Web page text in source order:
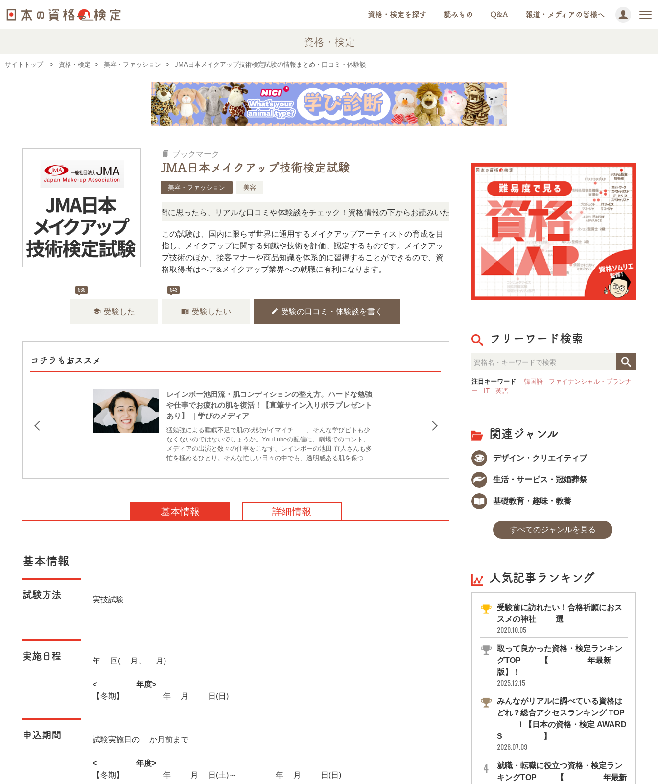
資格・検定を探す 読みもの Q&A 報道・メディアの皆様へ
資格・検定
サイトトップ 資格・検定 美容・ファッション JMA日本メイクアップ技術検定試験の情報まとめ・口コミ・体験談
bookmarks ブックマーク
JMA日本メイクアップ技術検定試験
美容・ファッション 美容
定、難しい？」「どんな試験？」と疑問に思ったら、リアルな口コミや体験談をチェック！資格情報の下からお読みいただけます。 NEWS! 「この検定、難しい？」「どんな試験？
この試験は、国内に限らず世界に通用するメイクアップアーティストの育成を目
指し、メイクアップに関する知識や技術を評価、認定するものです。メイクアッ
プ技術のほか、接客マナーや商品知識を体系的に習得することができるので、資
格取得者はヘア&メイクアップ業界への就職に有利になります。
565
school 受験した
543
menu_book 受験したい edit 受験の口コミ・体験談を書く
コチラもおススメ
レインボー池田流・肌コンディションの整え方。ハードな勉強
や仕事でお疲れの肌を復活！【直筆サイン入りポラプレゼント
あり】 ｜学びのメディア
猛勉強による睡眠不足で肌の状態がイマイチ……、そんな学びビトも少
なくないのではないでしょうか。YouTubeの配信に、劇場でのコント、
メディアの出演と数々の仕事をこなす、レインボーの池田 直人さんも多
忙を極めるひとり。そんな忙しい日々の中でも、透明感ある肌を保つ秘
日本メイクアップ知識検定試験
の基礎知識力を試す美容知識検定です。美
容・化粧品業界に関わりのある方はもちろ
めの検定試験です。
基本情報 詳細情報
基本情報
試験方法 実技試験
実施日程 年2回(7月、2月)
<2025年度>
【冬期】2026年2月15日(日)
申込期間 試験実施日の1か月前まで
<2025年度>
【冬期】2025年11月1日(土)～2026年1月18日(日)
フリーワード検索
注目キーワード: 韓国語
ファイナンシャル・プランナ
ー
IT 英語
関連ジャンル
デザイン・クリエイティブ
生活・サービス・冠婚葬祭
基礎教育・趣味・教養
すべてのジャンルを見る
人気記事ランキング
受験前に訪れたい！合格祈願におス
スメの神社11選
2020.10.05
取って良かった資格・検定ランキン
グTOP10【2026年最新
版】！
2025.12.15
みんながリアルに調べている資格は
どれ？総合アクセスランキング TOP
10！【日本の資格・検定 AWARD
S 2026】
2026.07.09
就職・転職に役立つ資格・検定ラン
キングTOP30【2026年最新